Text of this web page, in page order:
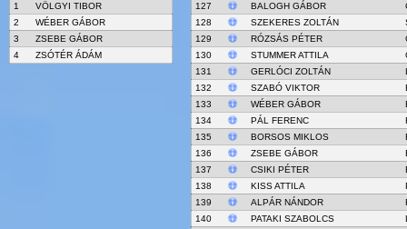
1
VÖLGYI TIBOR
2
WÉBER GÁBOR
3
ZSEBE GÁBOR
4
ZSÓTÉR ÁDÁM
127
BALOGH GÁBOR
128
SZEKERES ZOLTÁN
129
RÓZSÁS PÉTER
130
STUMMER ATTILA
131
GERLÓCI ZOLTÁN
132
SZABÓ VIKTOR
133
WÉBER GÁBOR
134
PÁL FERENC
135
BORSOS MIKLOS
136
ZSEBE GÁBOR
137
CSIKI PÉTER
138
KISS ATTILA
139
ALPÁR NÁNDOR
140
PATAKI SZABOLCS